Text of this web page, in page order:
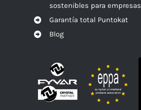
sostenibles para empresas
Garantía total Puntokat
Blog